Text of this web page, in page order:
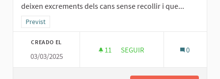
deixen excrements dels cans sense recollir i que...
Resultados al filtrar por la categoría: Previst
Previst
CREADO EL
03/03/2025
11 11 SEGUIDORAS
SEGUIR 0